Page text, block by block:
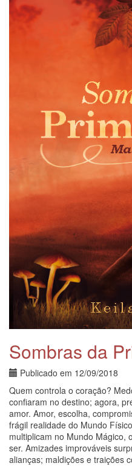
Sombras da
Publicado em 12/09/2018
Quem controla o coração?
confiaram no destino; agora,
amor. Amor, escolha,
frágil realidade do Mundo
multiplicam no Mundo Mágico,
ser. Amizades improváveis
alianças; maldições e traições